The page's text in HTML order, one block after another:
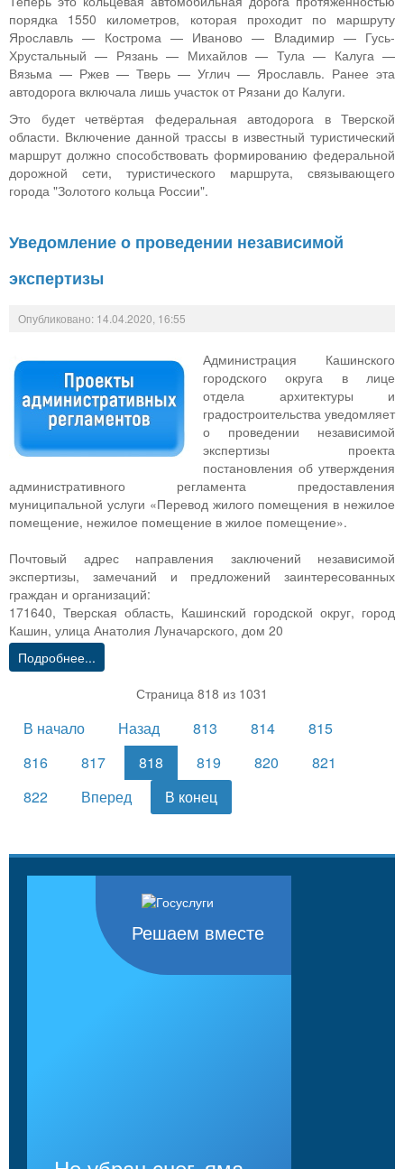
порядка 1550 километров, которая проходит по маршруту
Ярославль — Кострома — Иваново — Владимир — Гусь-
Хрустальный — Рязань — Михайлов — Тула — Калуга —
Вязьма — Ржев — Тверь — Углич — Ярославль. Ранее эта
автодорога включала лишь участок от Рязани до Калуги.
Это будет четвёртая федеральная автодорога в Тверской
области. Включение данной трассы в известный туристический
маршрут должно способствовать формированию федеральной
дорожной сети, туристического маршрута, связывающего
города "Золотого кольца России".
Уведомление о проведении независимой
экспертизы
Опубликовано: 14.04.2020, 16:55
Администрация Кашинского
городского округа в лице
отдела архитектуры и
градостроительства уведомляет
о проведении независимой
экспертизы проекта
постановления об утверждения
административного регламента предоставления
муниципальной услуги «Перевод жилого помещения в нежилое
помещение, нежилое помещение в жилое помещение».
Почтовый адрес направления заключений независимой
экспертизы, замечаний и предложений заинтересованных
граждан и организаций:
171640, Тверская область, Кашинский городской округ, город
Кашин, улица Анатолия Луначарского, дом 20
Подробнее...
Страница 818 из 1031
В начало Назад 813 814
815
816
817 818 819 820
821
822
Вперед В конец
Решаем вместе